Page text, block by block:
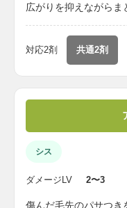
広がりを抑えながら
対応2剤 共通2剤
シス
ダメージLV 2〜3
傷んだ毛先のパサつき